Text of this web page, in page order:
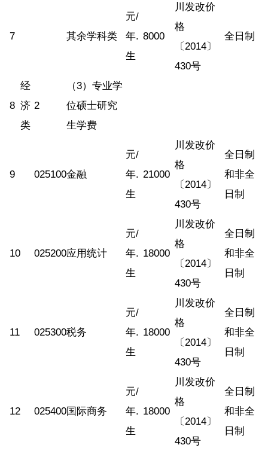
7 其余学科类
元/
年.
生
8000
川发改价
格
〔2014〕
430号
全日制
8
经
济
类
2
（3）专业学
位硕士研究
生学费
9 025100金融
元/
年.
生
21000
川发改价
格
〔2014〕
430号
全日制
和非全
日制
10 025200应用统计
元/
年.
生
18000
川发改价
格
〔2014〕
430号
全日制
和非全
日制
11 025300税务
元/
年.
生
18000
川发改价
格
〔2014〕
430号
全日制
和非全
日制
12 025400国际商务
元/
年.
生
18000
川发改价
格
〔2014〕
430号
全日制
和非全
日制